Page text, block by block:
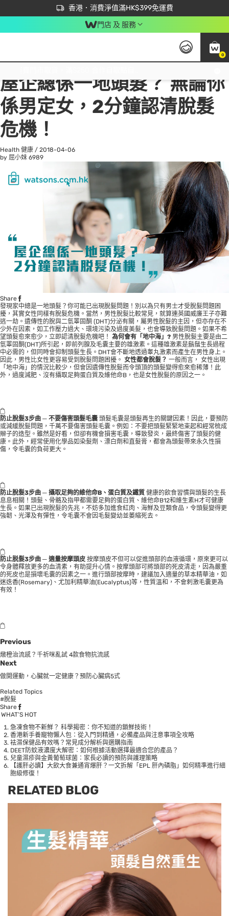
香港．消費淨值滿HK$399免運費
立即成為易賞錢會員盡享獨家優惠
首次APP下單買滿$450 輸入 NEWAPP 即減$50
門店 及 服務
0
All
屋企總係一地頭髮？ 無論你
係男定女，2分鐘認清脫髮
危機！
Health 健康 / 2018-04-06
by 屈小妹 6989
Share
發現家中總是一地頭髮？你可能已出現脫髮問題！別以為只有男士才受脫髮問題困
擾，其實女性同樣有脫髮危機。當然，男性脫髮比較常見，就算連英國威廉王子亦難
逃一劫。遺傳性的脫與二氫睪固酮 (DHT)分泌有關，屬男性脫髮的主因，但亦存在不
少外在因素，如工作壓力過大、環境污染及過度美髮，也會導致脫髮問題。如果不希
望頭髮愈來愈少，立即認清脫髮危機吧！ 為何會有「地中海」? 男性脫髮主要是由二
氫睪固酮(DHT)所引起，即前列腺及毛囊主要的雄激素。這種雄激素是鬍鬚生長過程
中必需的，但同時會抑制頭髮生長。DHT會不斷地透過睾丸激素而產生在男性身上。
因此，男性比女性更容易受到脫髮問題困擾。 女性都會脫髮？ 一般而言， 女性出現
「地中海」的情況比較少，但會因遺傳性脫髮而令頭頂的頭髮變得愈來愈稀薄！此
外，過度減肥、沒有攝取足夠蛋白質及維他命B，也是女性脫髮的原因之一。
防止脫髮3步曲 ─ 不要傷害頭髮毛囊 頭髮毛囊是頭髮再生的關鍵因素！因此，要預防
或減緩脫髮問題，千萬不要傷害頭髮毛囊。例如：不要把頭髮緊緊地束起和經常梳成
辮子的造型。雖然是好看，但卻有機會損害毛囊，導致發炎，最終傷害了頭髮的健
康。此外，經常使用化學品如染髮劑、漂白劑和直髮膏，都會為頭髮帶來永久性損
傷，令毛囊的負荷更大。
防止脫髮3步曲 ─ 攝取足夠的維他命B、蛋白質及鐵質 健康的飲食習慣與頭髮的生長
息息相關！頭髮、骨骼及指甲都需要足夠的蛋白質、維他命B12和維生素H才可健康
生長。如果已出現脫髮的先兆，不妨多加進食紅肉、海鮮及豆類食品，令頭髮變得更
強韌、光澤及有彈性，令毛囊不會因毛髮變幼並萎縮死去。
防止脱髮3步曲 ─ 適量按摩頭皮 按摩頭皮不但可以促進頭部的血液循環，原來更可以
令身體釋放更多的血清素，有助提升心情。按摩頭部可將頭部的死皮清走，因為嚴重
的死皮也是損壞毛囊的因素之一。進行頭部按摩時，建議加入適量的草本精華油，如
迷迭香(Rosemary)、尤加利精華油(Eucalyptus)等，性質溫和，不會刺激毛囊更為
有效！
Previous
燉橙治流感？千祈咪亂試 4款食物抗流感
Next
做開運動，心臟就一定健康？預防心臟病5式
Related Topics
#脫髮
Share
WHAT’S HOT
急凍食物不新鮮？ 科學揭密：你不知道的鎖鮮技術！
香港新手養寵物懶人包：從入門到精通，必備產品與注意事項全攻略
袪濕保健品有效嗎？常見成分解析與選購指南
DEET防蚊液濃度大解密：如何根據活動選擇最適合您的產品？
兒童濕疹與金黃葡萄球菌：家長必讀的預防與護理策略
【護肝必讀】大飲大食兼通宵爆肝？一文拆解「EPL 肝內磷脂」如何精準進行細
胞級修復！
RELATED BLOG